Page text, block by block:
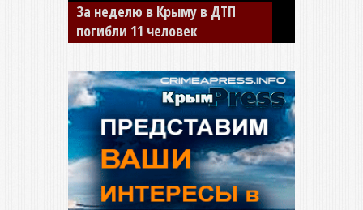
За неделю в Крыму в ДТП
погибли 11 человек
В Джанкое водитель ВАЗа
сбил двух детей на «зебре»